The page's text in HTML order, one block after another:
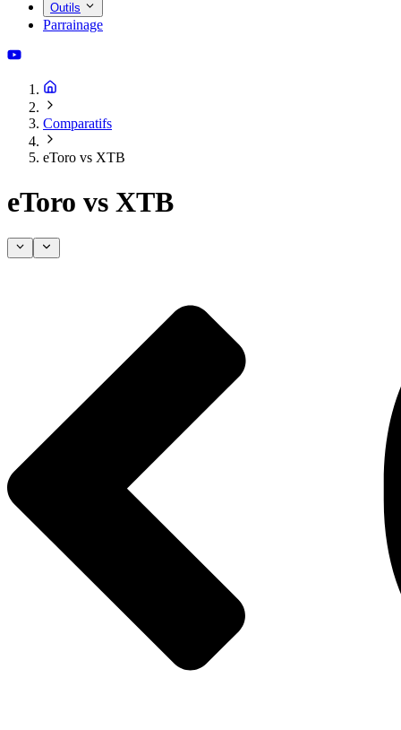
Outils
Parrainage
Comparatifs
eToro vs XTB
eToro vs XTB